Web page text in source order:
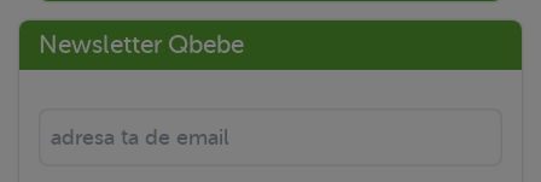
Newsletter Qbebe